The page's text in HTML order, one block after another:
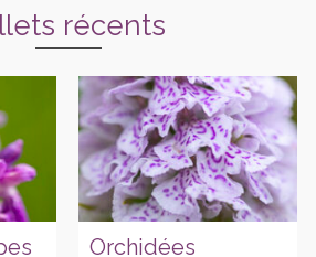
récents
Orchidées